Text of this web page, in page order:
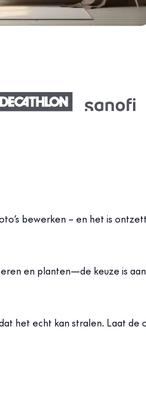
bewerken – en het is
en planten—de keuze is
het echt kan stralen. Laat